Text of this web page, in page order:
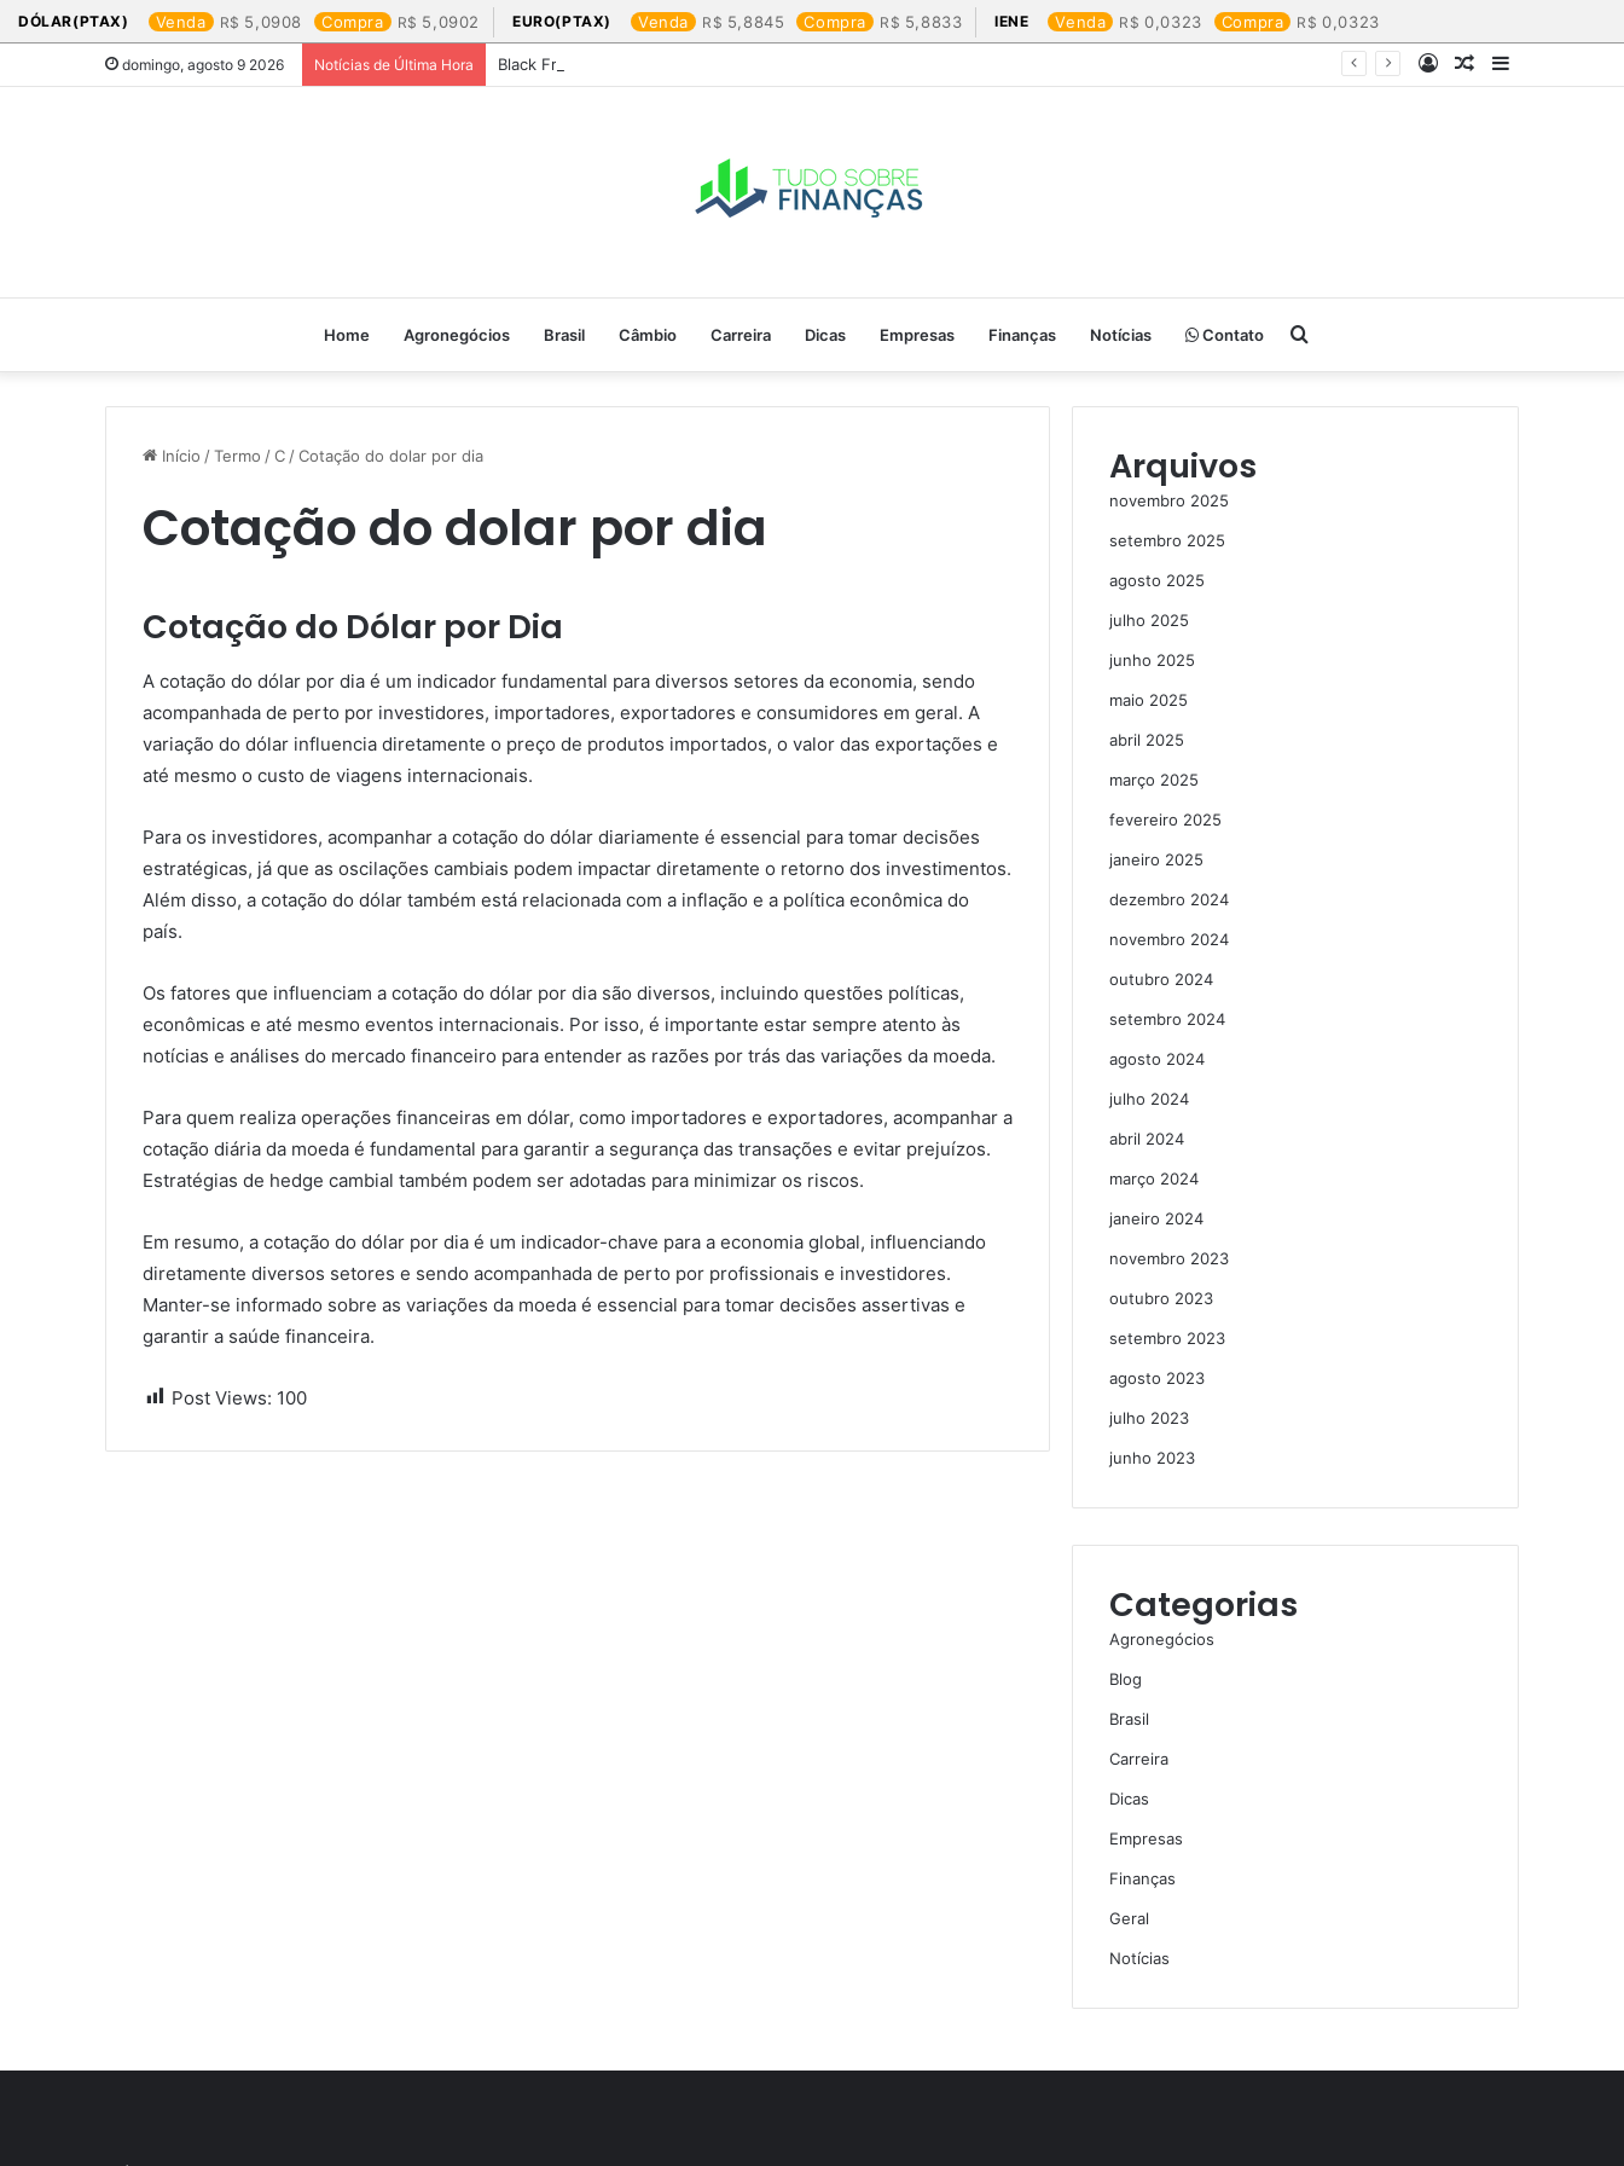
DÓLAR(PTAX) Venda 5,0908 Compra 5,0902 EURO(PTAX) Venda 5,8845 Compra 5,8833 IENE Venda 0,0323 Compra 0,0323
domingo, agosto 9 2026 Notícias de Última Hora Black Friday: os produtos que mais valem a pena
Barra
Artigo
Entrar
Home Agronegócios Brasil Câmbio Carreira Dicas Empresas Finanças Notícias Contato Procurar
por
Início /Termo /C /Cotação do dolar por dia​
Cotação do dolar por dia​
Cotação do Dólar por Dia
A cotação do dólar por dia é um indicador fundamental para diversos setores da economia, sendo
acompanhada de perto por investidores, importadores, exportadores e consumidores em geral. A
variação do dólar influencia diretamente o preço de produtos importados, o valor das exportações e
até mesmo o custo de viagens internacionais.
Para os investidores, acompanhar a cotação do dólar diariamente é essencial para tomar decisões
estratégicas, já que as oscilações cambiais podem impactar diretamente o retorno dos investimentos.
Além disso, a cotação do dólar também está relacionada com a inflação e a política econômica do
país.
Os fatores que influenciam a cotação do dólar por dia são diversos, incluindo questões políticas,
econômicas e até mesmo eventos internacionais. Por isso, é importante estar sempre atento às
notícias e análises do mercado financeiro para entender as razões por trás das variações da moeda.
Para quem realiza operações financeiras em dólar, como importadores e exportadores, acompanhar a
cotação diária da moeda é fundamental para garantir a segurança das transações e evitar prejuízos.
Estratégias de hedge cambial também podem ser adotadas para minimizar os riscos.
Em resumo, a cotação do dólar por dia é um indicador-chave para a economia global, influenciando
diretamente diversos setores e sendo acompanhada de perto por profissionais e investidores.
Manter-se informado sobre as variações da moeda é essencial para tomar decisões assertivas e
garantir a saúde financeira.
Post Views: 100
Arquivos
novembro 2025
setembro 2025
agosto 2025
julho 2025
junho 2025
maio 2025
abril 2025
março 2025
fevereiro 2025
janeiro 2025
dezembro 2024
novembro 2024
outubro 2024
setembro 2024
agosto 2024
julho 2024
abril 2024
março 2024
janeiro 2024
novembro 2023
outubro 2023
setembro 2023
agosto 2023
julho 2023
junho 2023
Categorias
Agronegócios
Blog
Brasil
Carreira
Dicas
Empresas
Finanças
Geral
Notícias